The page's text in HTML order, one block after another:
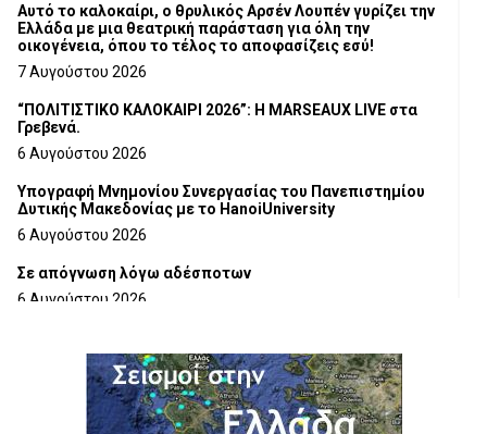
Αυτό το καλοκαίρι, ο θρυλικός Αρσέν Λουπέν γυρίζει την
Ελλάδα με μια θεατρική παράσταση για όλη την
οικογένεια, όπου το τέλος το αποφασίζεις εσύ!
7 Αυγούστου 2026
“ΠΟΛΙΤΙΣΤΙΚΟ ΚΑΛΟΚΑΙΡΙ 2026”: Η MARSEAUX LIVE στα
Γρεβενά.
6 Αυγούστου 2026
Υπογραφή Μνημονίου Συνεργασίας του Πανεπιστημίου
Δυτικής Μακεδονίας με το HanoiUniversity
6 Αυγούστου 2026
Σε απόγνωση λόγω αδέσποτων
6 Αυγούστου 2026
6 Αυγούστου 2026
Ολοκληρώνεται η ασφαλτόστρωση της οδού Περιβόλι –